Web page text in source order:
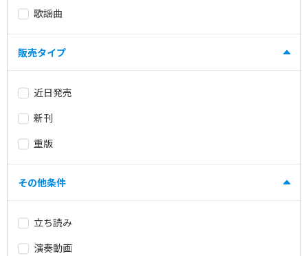
歌謡曲
販売タイプ
近日発売
新刊
重版
その他条件
立ち読み
演奏動画